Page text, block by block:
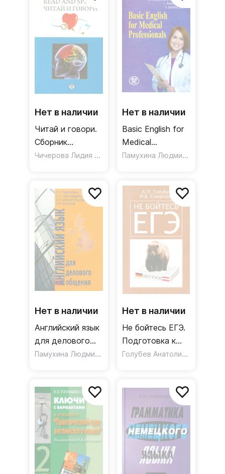
Учебное пособие
Нет в наличии
Читай и говори.
Сборник
рассказов о
Чичерова Лидия Григорьевна
Нет в наличии
Basic English for
Medical
Professionals
Памухина Людмила Георгиевна
Нет в наличии
Английский язык
для делового
общения
Памухина Людмила Георгиевна ,Любимцева
Нет в наличии
Не бойтесь ЕГЭ.
Подготовка к
Единому
Учебное пособие
по немецкому
языку
Голубев Анатолий Павлович